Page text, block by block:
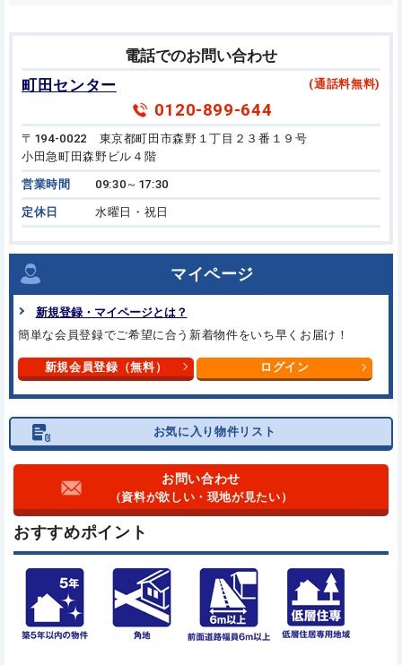
電話でのお問い合わせ
町田センター
(通話料無料)
0120-899-644
〒194-0022 東京都町田市森野１丁目２３番１９号
小田急町田森野ビル４階
営業時間 09:30～17:30
定休日 水曜日・祝日
マイページ
新規登録・マイページとは？
簡単な会員登録でご希望に合う 新着物件をいち早くお届け！
新規会員登録（無料） ログイン
お気に入り物件リスト
お問い合わせ
（資料が欲しい・現地が見たい）
おすすめポイント